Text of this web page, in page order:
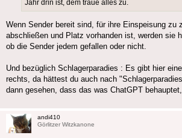
Jahr drin ist, dem traue alles zu.
Wenn Sender bereit sind, für ihre Einspeisung zu
abschließen und Platz vorhanden ist, werden sie
ob die Sender jedem gefallen oder nicht.
Und bezüglich Schlagerparadies : Es gibt hier
rechts, da hättest du auch nach
dann gesehen, dass das was ChatGPT
andi410
Görlitzer Witzkanone